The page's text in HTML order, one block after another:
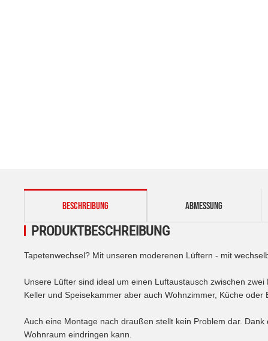
weitere Registerkarten anzeigen
BESCHREIBUNG ABMESSUNG
PRODUKTBESCHREIBUNG
Tapetenwechsel? Mit unseren moderenen Lüftern - mit
Unsere Lüfter sind ideal um einen Luftaustausch zwischen
Keller und Speisekammer aber auch Wohnzimmer, Küche oder
Auch eine Montage nach draußen stellt kein Problem dar. Dank
Wohnraum eindringen kann.